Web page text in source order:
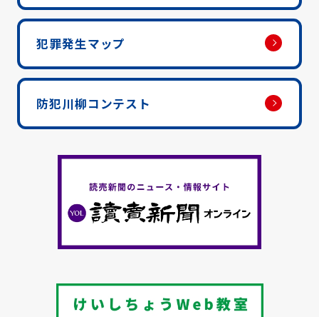
犯罪発生マップ
防犯川柳コンテスト